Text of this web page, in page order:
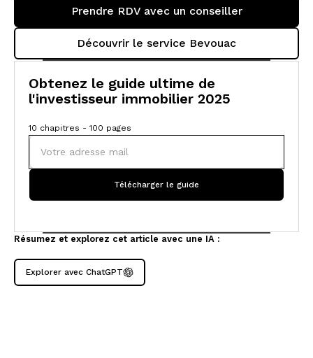
Prendre RDV avec un conseiller
Découvrir le service Bevouac
Obtenez le guide ultime de
l'investisseur immobilier 2025
10 chapitres - 100 pages
Résumez et explorez cet article avec une IA :
Explorer avec ChatGPT